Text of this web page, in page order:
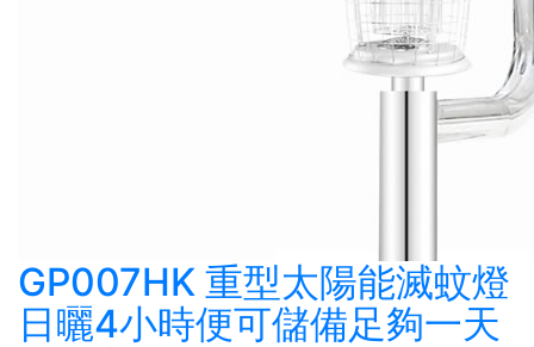
GP007HK 重型太陽能滅蚊燈
日曬4小時便可儲備足夠一天